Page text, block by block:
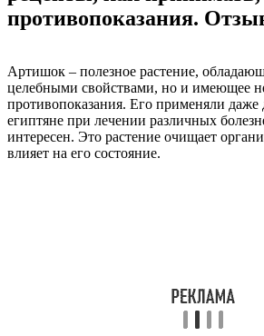
противопоказания.
Артишок – полезное растение,
целебными свойствами, но и имеющее
противопоказания. Его применяли даже
египтяне при лечении различных
интересен. Это растение очищает
влияет на его состояние.